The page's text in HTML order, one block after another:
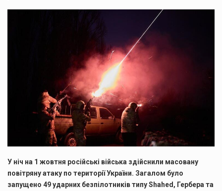
У ніч на 1 жовтня російські війська здійснили масовану
повітряну атаку по території України. Загалом було
запущено 49 ударних безпілотників типу Shahed, Гербера та